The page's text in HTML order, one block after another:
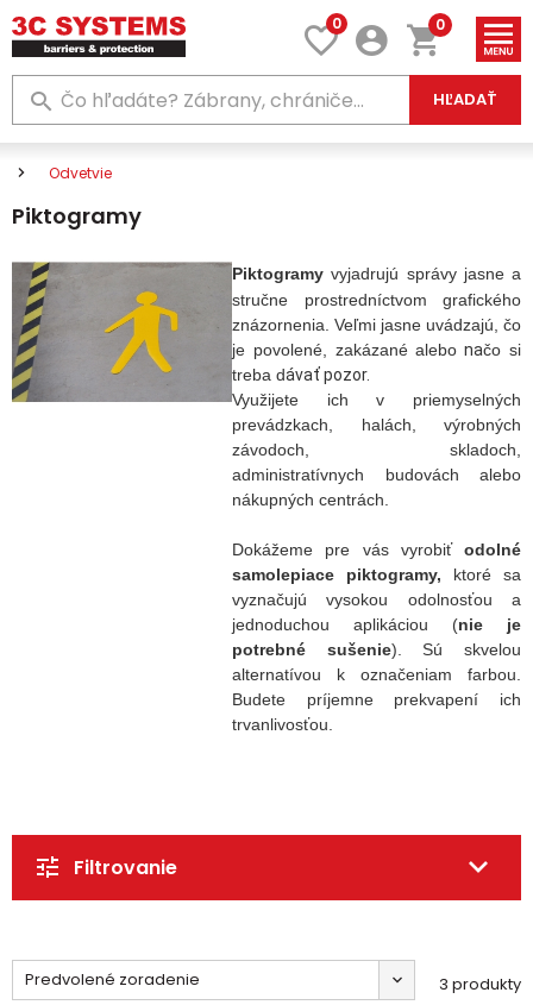
0
HĽADAŤ
0
Odvetvie
Piktogramy
Piktogramy vyjadrujú správy jasne a
stručne prostredníctvom grafického
znázornenia. Veľmi jasne uvádzajú, čo
je povolené, zakázané alebo načosi
treba dávať pozor.
Využijete ich v priemyselných
prevádzkach, halách, výrobných
závodoch, skladoch,
administratívnych budovách alebo
nákupných centrách.
Dokážeme pre vás vyrobiť odolné
samolepiace piktogramy, ktoré sa
vyznačujú vysokou odolnosťou a
jednoduchou aplikáciou (nie je
potrebné sušenie). Sú skvelou
alternatívou k označeniam farbou.
Budete príjemne prekvapení ich
trvanlivosťou.
Filtrovanie
Predvolené zoradenie 3 produkty